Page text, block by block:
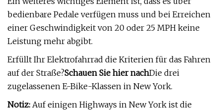
bedienbare Pedale verfügen muss und bei Erreichen
einer Geschwindigkeit von 20 oder 25 MPH keine
Leistung mehr abgibt.
Erfüllt Ihr Elektrofahrrad die Kriterien für das Fahren
auf der Straße?Schauen Sie hier nachDie drei
zugelassenen E-Bike-Klassen in New York.
Notiz: Auf einigen Highways in New York ist die